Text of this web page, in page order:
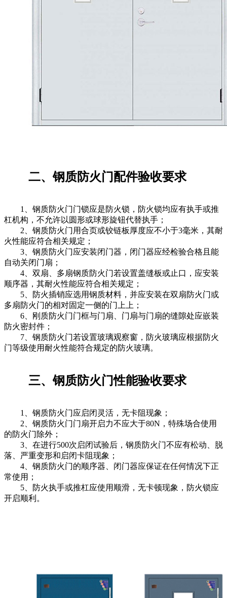
二、钢质防火门配件验收要求
1、钢质防火门门锁应是防火锁，防火锁均应有执手或推
杠机构，不允许以圆形或球形旋钮代替执手；
2、钢质防火门用合页或铰链板厚度应不小于3毫米，其耐
火性能应符合相关规定；
3、钢质防火门应安装闭门器，闭门器应经检验合格且能
自动关闭门扇；
4、双扇、多扇钢质防火门若设置盖缝板或止口，应安装
顺序器，其耐火性能应符合相关规定；
5、防火插销应选用钢质材料，并应安装在双扇防火门或
多扇防火门的相对固定一侧的门上上；
6、刚质防火门门框与门扇、门扇与门扇的缝隙处应嵌装
防火密封件；
7、钢质防火门若设置玻璃观察窗，防火玻璃应根据防火
门等级使用耐火性能符合规定的防火玻璃。
三、钢质防火门性能验收要求
1、钢质防火门应启闭灵活，无卡阻现象；
2、钢质防火门门扇开启力不应大于80N，特殊场合使用
的防火门除外；
3、在进行500次启闭试验后，钢质防火门不应有松动、脱
落、严重变形和启闭卡阻现象；
4、钢质防火门的顺序器、闭门器应保证在任何情况下正
常使用；
5、防火执手或推杠应使用顺滑，无卡顿现象，防火锁应
开启顺利。